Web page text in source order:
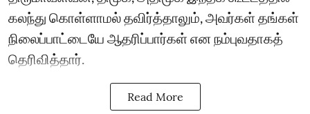
கலந்து கொள்ளாமல் தவிர்த்தாலும், அவர்கள் தங்கள்
நிலைப்பாட்டையே ஆதரிப்பார்கள் என நம்புவதாகத்
தெரிவித்தார்.
Read More